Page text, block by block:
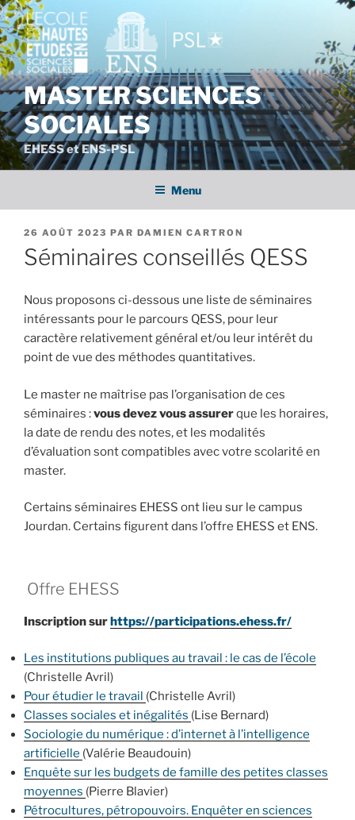
Aller
au
contenu
principal
MASTER SCIENCES
SOCIALES
EHESS et ENS-PSL
Menu
PUBLIÉ
LE
26 AOÛT 2023 PAR DAMIEN CARTRON
Séminaires conseillés QESS
Nous proposons ci-dessous une liste de séminaires
intéressants pour le parcours QESS, pour leur
caractère relativement général et/ou leur intérêt du
point de vue des méthodes quantitatives.
Le master ne maîtrise pas l’organisation de ces
séminaires :vous devez vous assurerque les horaires,
la date de rendu des notes, et les modalités
d’évaluation sont compatibles avec votre scolarité en
master.
Certains séminaires EHESS ont lieu sur le campus
Jourdan. Certains figurent dans l’offre EHESS et ENS.
Offre EHESS
Inscription surhttps://participations.ehess.fr/
Les institutions publiques au travail : le cas de l’école
(Christelle Avril)
Pour étudier le travail (Christelle Avril)
Classes sociales et inégalités (Lise Bernard)
Sociologie du numérique : d’internet à l’intelligence
artificielle (Valérie Beaudouin)
Enquête sur les budgets de famille des petites classes
moyennes (Pierre Blavier)
Pétrocultures, pétropouvoirs. Enquêter en sciences